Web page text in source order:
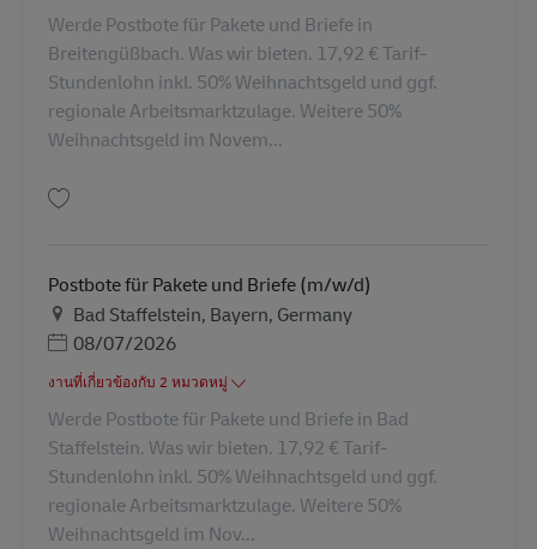
Werde Postbote für Pakete und Briefe in
Breitengüßbach. Was wir bieten. 17,92 € Tarif-
Stundenlohn inkl. 50% Weihnachtsgeld und ggf.
regionale Arbeitsmarktzulage. Weitere 50%
Weihnachtsgeld im Novem...
Postbote für Pakete und Briefe (m/w/d)
สถานที่
Bad Staffelstein, Bayern, Germany
Posted Date
08/07/2026
งานที่เกี่ยวข้องกับ 2 หมวดหมู่
Werde Postbote für Pakete und Briefe in Bad
Staffelstein. Was wir bieten. 17,92 € Tarif-
Stundenlohn inkl. 50% Weihnachtsgeld und ggf.
regionale Arbeitsmarktzulage. Weitere 50%
Weihnachtsgeld im Nov...